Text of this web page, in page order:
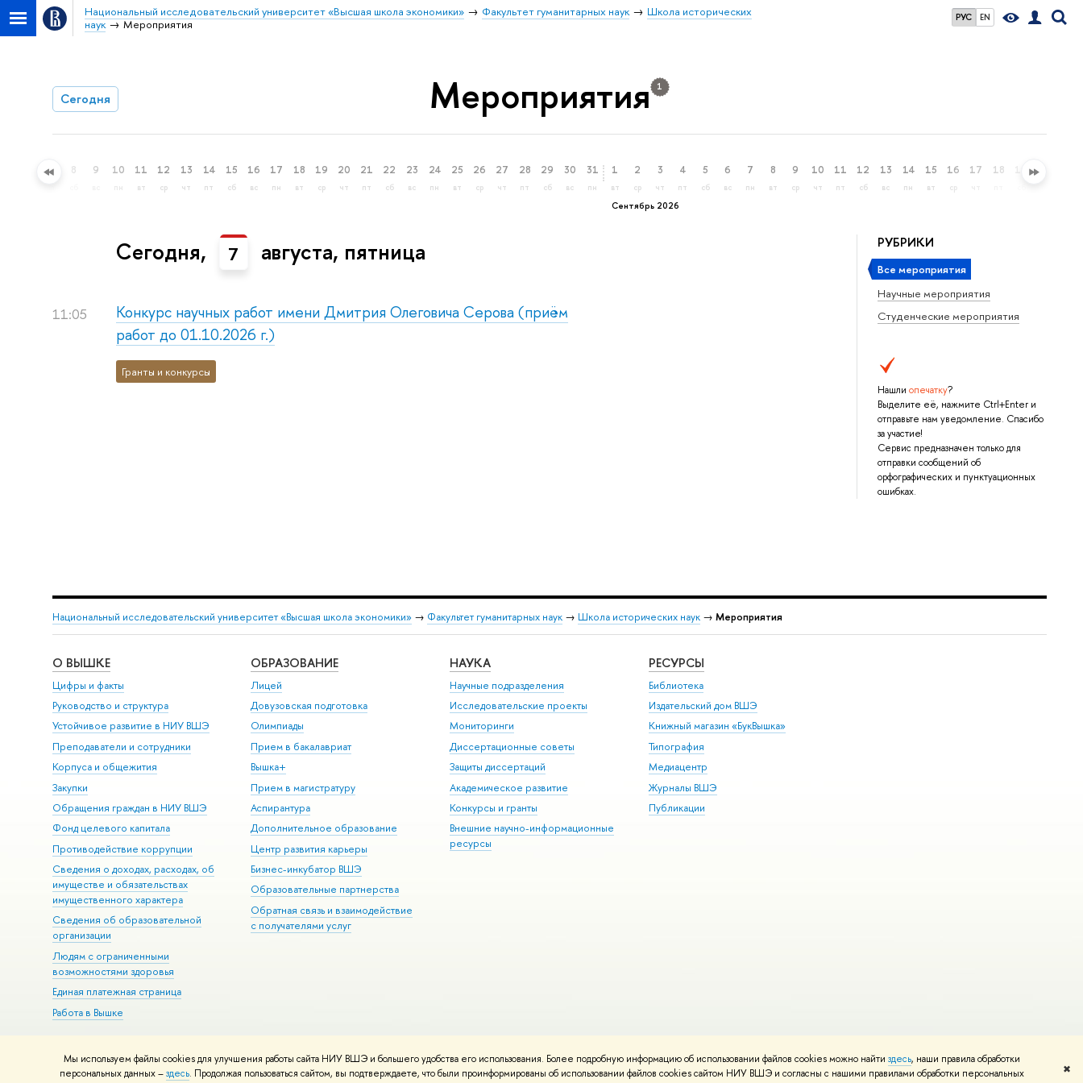
Мы используем файлы cookies для улучшения работы сайта НИУ ВШЭ и большего удобства его использования. Более подробную информацию об использовании файлов cookies можно найти здесь, наши правила обработки
персональных данных –здесь. Продолжая пользоваться сайтом, вы подтверждаете, что были проинформированы об использовании файлов cookies сайтом НИУ ВШЭ и согласны с нашими правилами обработки персональных
✖
РУС EN
Национальный исследовательский университет «Высшая школа экономики» Факультет гуманитарных наук
Школа исторических
наук
Мероприятия
Сегодня Мероприятия 1
7 8 9 10
пн
11
вт
12
ср
13
чт
14
пт
15
сб
16
вс
17
пн
18
вт
19
ср
20
чт
21
пт
22
сб
23
вс
24
пн
25
вт
26
ср
27
чт
28
пт
29
сб
30
вс
31
пн
Сентябрь 2026
1
вт
2
ср
3
чт
4
пт
5
сб
6
вс
7
пн
8
вт
9
ср
10
чт
11
пт
12
сб
13
вс
14
пн
15
вт
16
ср
17 18 20
РУБРИКИ
Все мероприятия
Научные мероприятия
Студенческие мероприятия
Нашли опечатку?
Выделите её, нажмите Ctrl+Enter и
отправьте нам уведомление. Спасибо
за участие!
Сервис предназначен только для
отправки сообщений об
орфографических и пунктуационных
ошибках.
Сегодня, 7 августа, пятница
11:05
Конкурс научных работ имени Дмитрия Олеговича Серова (приём
работ до 01.10.2026 г.)
Гранты и конкурсы
Национальный исследовательский университет «Высшая школа экономики» → Факультет гуманитарных наук→ Школа исторических наук→ Мероприятия
О ВЫШКЕ
Цифры и факты
Руководство и структура
Устойчивое развитие в НИУ ВШЭ
Преподаватели и сотрудники
Корпуса и общежития
Закупки
Обращения граждан в НИУ ВШЭ
Фонд целевого капитала
Противодействие коррупции
Сведения о доходах, расходах, об
имуществе и обязательствах
имущественного характера
Сведения об образовательной
организации
Людям с ограниченными
возможностями здоровья
Единая платежная страница
Работа в Вышке
ОБРАЗОВАНИЕ
Лицей
Довузовская подготовка
Олимпиады
Прием в бакалавриат
Вышка+
Прием в магистратуру
Аспирантура
Дополнительное образование
Центр развития карьеры
Бизнес-инкубатор ВШЭ
Образовательные партнерства
Обратная связь и взаимодействие
с получателями услуг
НАУКА
Научные подразделения
Исследовательские проекты
Мониторинги
Диссертационные советы
Защиты диссертаций
Академическое развитие
Конкурсы и гранты
Внешние научно-информационные
ресурсы
РЕСУРСЫ
Библиотека
Издательский дом ВШЭ
Книжный магазин «БукВышка»
Типография
Медиацентр
Журналы ВШЭ
Публикации
Редактору
© НИУ ВШЭ 1993–2026 Адреса и контакты Условия использования материалов Политика конфиденциальности Карта сайта
Шрифты HSE Sans и HSE Slab разработаны вШколе дизайна НИУ ВШЭ